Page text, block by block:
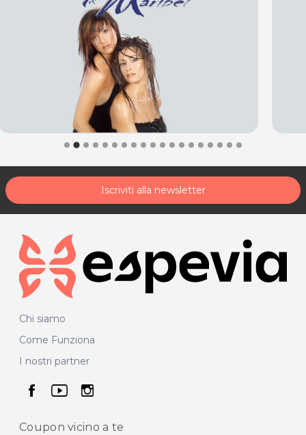
Iscriviti alla newsletter
Chi siamo
Come Funziona
I nostri partner
seguici su facebook
seguici su youtube
seguici su instagram
Coupon vicino a te